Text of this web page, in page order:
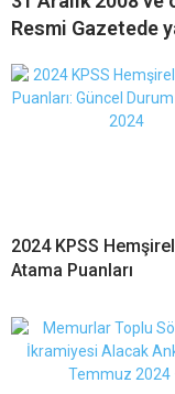
Resmi Gazetede
2024 KPSS
Atama Puanları